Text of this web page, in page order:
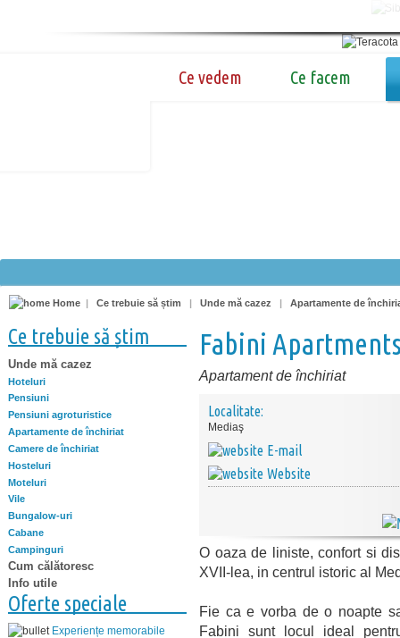
Ce vedem Ce facem
Home | Ce trebuie să știm | Unde mă cazez | Apartamente de
Ce trebuie să știm
Unde mă cazez
Hoteluri
Pensiuni
Pensiuni agroturistice
Apartamente de închiriat
Camere de închiriat
Hosteluri
Moteluri
Vile
Bungalow-uri
Cabane
Campinguri
Cum călătoresc
Info utile
Oferte speciale
Experiențe memorabile
Fabini
Apartament de închiriat
Localitate:
Mediaş
E-mail
Website
O oaza de liniste, confort si
XVII-lea, in centrul istoric al
Fie ca e vorba de o noapte
Fabini sunt locul ideal